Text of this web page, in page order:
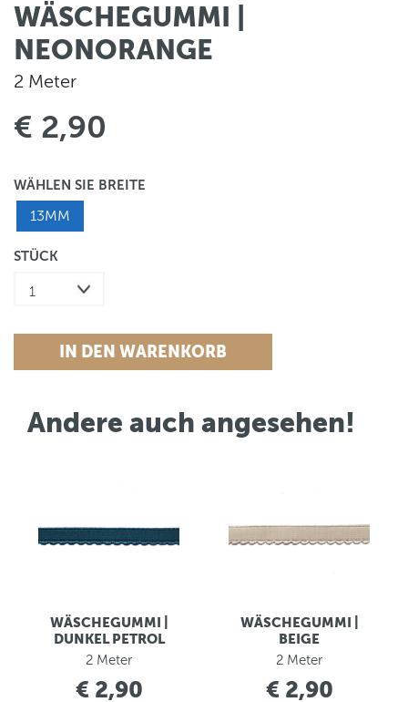
WÄSCHEGUMMI |
NEONORANGE
2 Meter
€ 2,90
WÄHLEN SIE BREITE
13MM
STÜCK
Andere auch angesehen!
WÄSCHEGUMMI |
DUNKEL PETROL
2 Meter
€ 2,90
WÄSCHEGUMMI |
BEIGE
2 Meter
€ 2,90